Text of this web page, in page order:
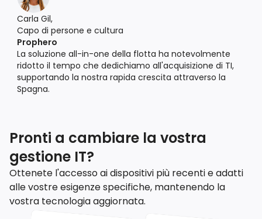
Carla Gil,
Capo di persone e cultura
Prophero
La soluzione all-in-one della flotta ha notevolmente
ridotto il tempo che dedichiamo all'acquisizione di TI,
supportando la nostra rapida crescita attraverso la
Spagna.
Pronti a cambiare la vostra
gestione IT?
Ottenete l'accesso ai dispositivi più recenti e adatti
alle vostre esigenze specifiche, mantenendo la
vostra tecnologia aggiornata.